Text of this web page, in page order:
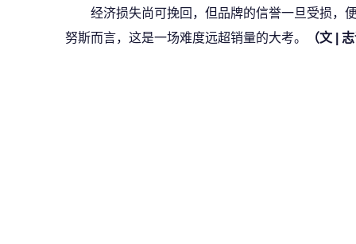
经济损失尚可挽回，但品牌的信誉一旦受损，
努斯而言，这是一场难度远超销量的大考。
（文 |